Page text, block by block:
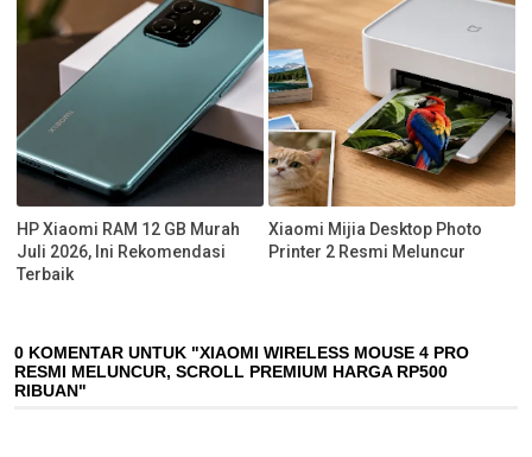
HP Xiaomi RAM 12 GB Murah
Juli 2026, Ini Rekomendasi
Terbaik
Xiaomi Mijia Desktop Photo
Printer 2 Resmi Meluncur
0 KOMENTAR UNTUK "XIAOMI WIRELESS MOUSE 4 PRO
RESMI MELUNCUR, SCROLL PREMIUM HARGA RP500
RIBUAN"